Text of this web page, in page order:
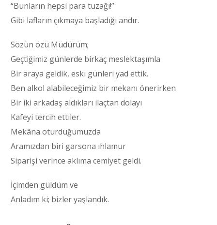
“Bunların hepsi para tuzağı!”
Gibi lafların çıkmaya başladığı andır.
Sözün özü Müdürüm;
Geçtiğimiz günlerde birkaç meslektaşımla
Bir araya geldik, eski günleri yad ettik.
Ben alkol alabileceğimiz bir mekanı önerirken
Bir iki arkadaş aldıkları ilaçtan dolayı
Kafeyi tercih ettiler.
Mekâna oturduğumuzda
Aramızdan biri garsona ıhlamur
Siparişi verince aklıma cemiyet geldi.
İçimden güldüm ve
Anladım ki; bizler yaşlandık.